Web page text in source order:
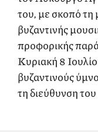
του, με σκοπό τη
βυζαντινής
προφορικής
Κυριακή 8
βυζαντινούς
τη διεύθυνση